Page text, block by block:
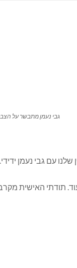
גבי נעמן מתבשר על
עם גבי נעמן
תודתי האישית